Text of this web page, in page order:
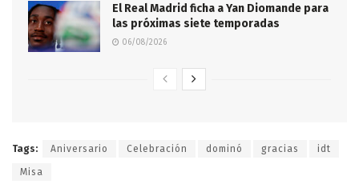
El Real Madrid ficha a Yan Diomande para
las próximas siete temporadas
06/08/2026
Tags: Aniversario Celebración dominó gracias idt
Misa